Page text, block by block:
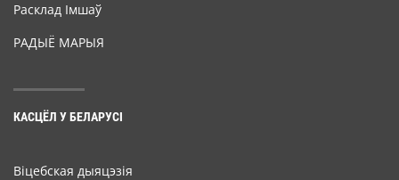
Расклад Імшаў
РАДЫЁ МАРЫЯ
КАСЦЁЛ У БЕЛАРУСІ
Віцебская дыяцэзія